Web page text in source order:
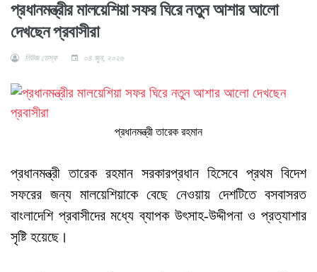
প্রধানমন্ত্রীর মালয়েশিয়া সফর ঘিরে নতুন আশার আলো
দেখছেন প্রবাসীরা
নিউজ ডেস্ক ০৪ জুন, ২০২৬
প্রধানমন্ত্রী তারেক রহমান
প্রধানমন্ত্রী তারেক রহমান সরকারপ্রধান হিসেবে প্রথম বিদেশ
সফরের জন্য মালয়েশিয়াকে বেছে নেওয়ায় দেশটিতে বসবাসরত
বাংলাদেশি প্রবাসীদের মধ্যে ব্যাপক উৎসাহ-উদ্দীপনা ও প্রত্যাশার
সৃষ্টি হয়েছে।